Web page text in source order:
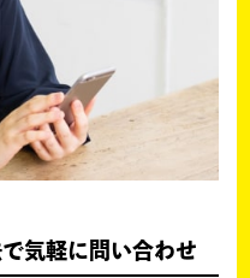
気軽に問い合わせ